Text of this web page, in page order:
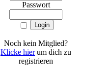
Passwort
Noch kein Mitglied?
Klicke hierum dich zu
registrieren